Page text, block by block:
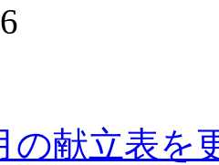
の献立表を